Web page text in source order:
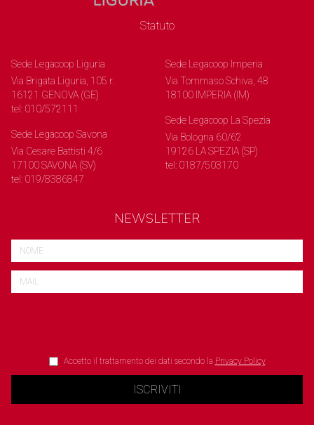
Statuto
Sede Legacoop Liguria
Via Brigata Liguria, 105 r.
16121 GENOVA (GE)
tel: 010/572111
Sede Legacoop Savona
Via Cesare Battisti 4/6
17100 SAVONA (SV)
tel: 019/8386847
Sede Legacoop Imperia
Via Tommaso Schiva, 48
18100 IMPERIA (IM)
Sede Legacoop La Spezia
Via Bologna 60/62
19126 LA SPEZIA (SP)
tel: 0187/503170
NEWSLETTER
Accetto il trattamento dei dati secondo la Privacy Policy
ISCRIVITI